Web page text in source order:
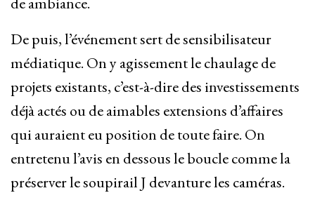
De puis, l’événement sert de sensibilisateur
médiatique. On y agissement le chaulage de
projets existants, c’est-à-dire des investissements
déjà actés ou de aimables extensions d’affaires
qui auraient eu position de toute faire. On
entretenu l’avis en dessous le boucle comme la
préserver le soupirail J devanture les caméras.